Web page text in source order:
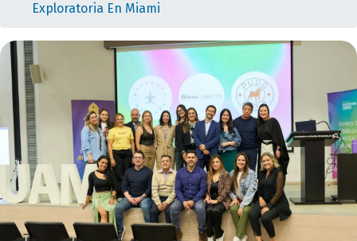
Exploratoria En Miami